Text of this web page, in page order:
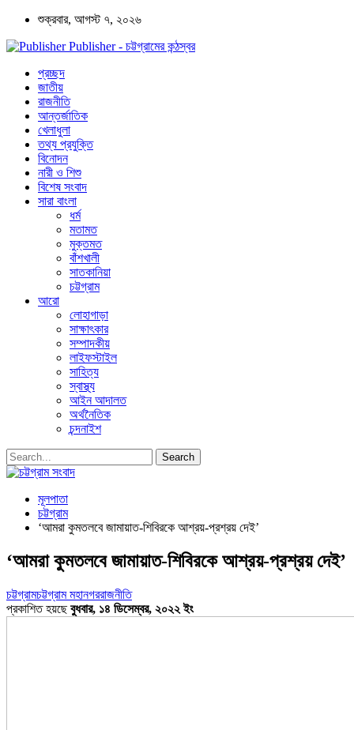
শুক্রবার, আগস্ট ৭, ২০২৬
Publisher - চট্টগ্রামের কন্ঠস্বর
প্রচ্ছদ
জাতীয়
রাজনীতি
আন্তর্জাতিক
খেলাধুলা
তথ্য প্রযুক্তি
বিনোদন
নারী ও শিশু
বিশেষ সংবাদ
সারা বাংলা
ধর্ম
মতামত
মুক্তমত
বাঁশখালী
সাতকানিয়া
চট্টগ্রাম
আরো
লোহাগাড়া
সাক্ষাৎকার
সম্পাদকীয়
লাইফস্টাইল
সাহিত্য
স্বাস্থ্য
আইন আদালত
অর্থনৈতিক
চন্দনাইশ
মূলপাতা
চট্টগ্রাম
‘আমরা কুমতলবে জামায়াত-শিবিরকে আশ্রয়-প্রশ্রয় দেই’
‘আমরা কুমতলবে জামায়াত-শিবিরকে আশ্রয়-প্রশ্রয় দেই’
চট্টগ্রামচট্টগ্রাম মহানগররাজনীতি
প্রকাশিত হয়ছেবুধবার, ১৪ ডিসেম্বর, ২০২২ ইং